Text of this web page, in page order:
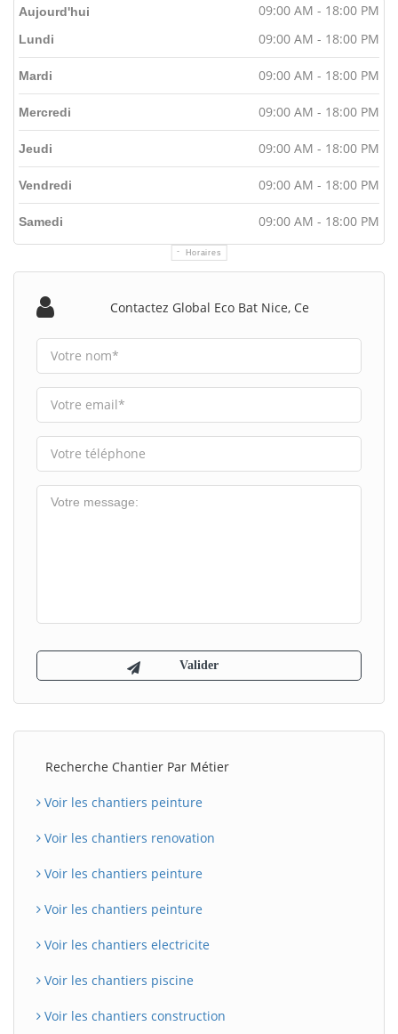
Aujourd'hui 09:00 AM - 18:00 PM
Horaires
Lundi 09:00 AM - 18:00 PM
Mardi 09:00 AM - 18:00 PM
Mercredi 09:00 AM - 18:00 PM
Jeudi 09:00 AM - 18:00 PM
Vendredi 09:00 AM - 18:00 PM
Samedi 09:00 AM - 18:00 PM
Contactez Global Eco Bat Nice, Ce
Recherche Chantier Par Métier
Voir les chantiers peinture
Voir les chantiers renovation
Voir les chantiers peinture
Voir les chantiers peinture
Voir les chantiers electricite
Voir les chantiers piscine
Voir les chantiers construction